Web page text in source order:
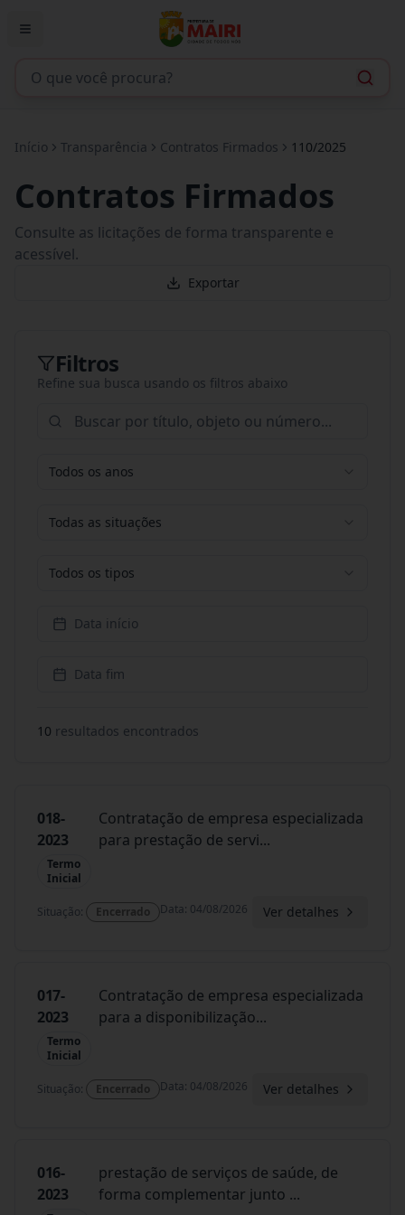
Início Transparência Contratos Firmados 110/2025
Contratos Firmados
Consulte as licitações de forma transparente e
acessível.
Exportar
Filtros
Refine sua busca usando os filtros abaixo
Todos os anos
Todas as situações
Todos os tipos
Data início
Data fim
10 resultados encontrados
018-
2023
Termo
Inicial
Contratação de empresa especializada
para prestação de servi...
Situação: Encerrado Data: 04/08/2026 Ver detalhes
017-
2023
Termo
Inicial
Contratação de empresa especializada
para a disponibilização...
Situação: Encerrado Data: 04/08/2026 Ver detalhes
016-
2023
prestação de serviços de saúde, de
forma complementar junto ...